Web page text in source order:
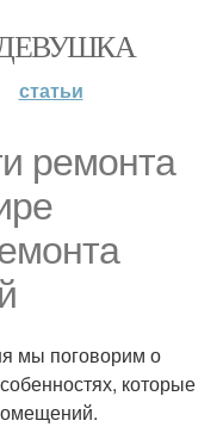
статьи
ремонта
мы поговорим о
которые